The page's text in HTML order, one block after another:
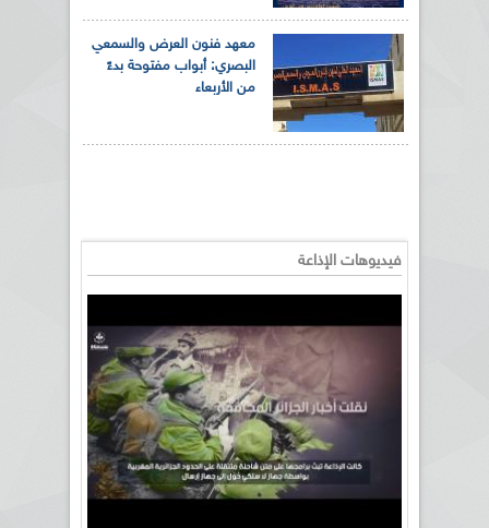
معهد فنون العرض والسمعي
البصري: أبواب مفتوحة بدءً
من الأربعاء
فيديوهات الإذاعة